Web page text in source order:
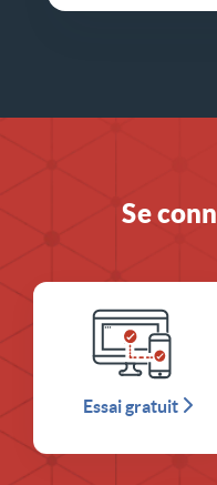
Se
Essai gratuit